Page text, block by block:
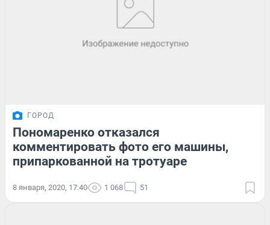
ГОРОД
Пономаренко отказался
комментировать фото его машины,
припаркованной на тротуаре
8 января, 2020, 17:40 1 068 51